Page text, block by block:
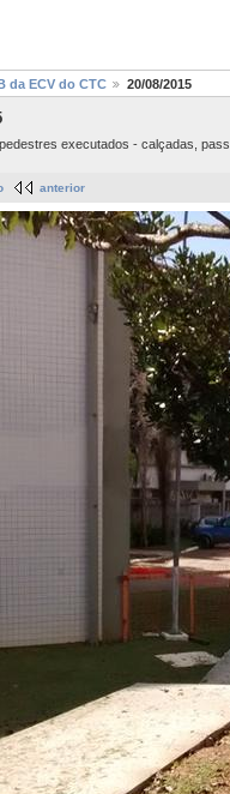
da ECV do CTC 20/08/2015
executados - calçadas,
anterior